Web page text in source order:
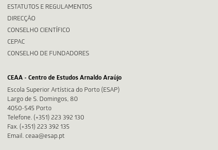
ESTATUTOS E REGULAMENTOS
DIRECÇÃO
CONSELHO CIENTÍFICO
CEPAC
CONSELHO DE FUNDADORES
CEAA - Centro de Estudos Arnaldo Araújo
Escola Superior Artística do Porto (ESAP)
Largo de S. Domingos, 80
4050-545 Porto
Telefone. (+351) 223 392 130
Fax. (+351) 223 392 135
Email. ceaa@esap.pt